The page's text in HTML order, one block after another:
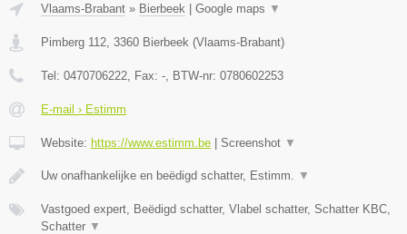
Vlaams-Brabant » Bierbeek Google maps ▼
Pimberg 112 3360 Bierbeek (Vlaams-Brabant)
Tel: 0470706222 , Fax: - , BTW-nr: 0780602253
E-mail › Estimm
Website: https://www.estimm.be Screenshot ▼
Uw onafhankelijke en beëdigd schatter, Estimm. ▼
Vastgoed expert, Beëdigd schatter, Vlabel schatter, Schatter KBC,
Schatter ▼